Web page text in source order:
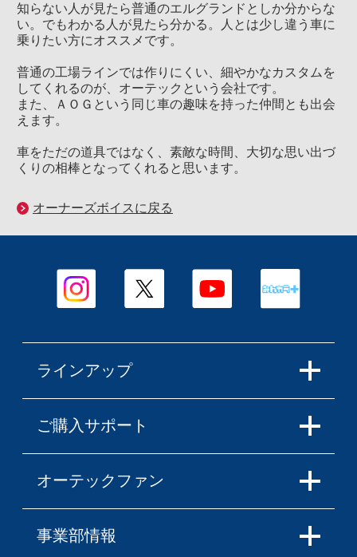
知らない人が見たら普通のエルグランドとしか分からな
い。でもわかる人が見たら分かる。人とは少し違う車に
乗りたい方にオススメです。
普通の工場ラインでは作りにくい、細やかなカスタムを
してくれるのが、オーテックという会社です。
また、ＡＯＧという同じ車の趣味を持った仲間とも出会
えます。
車をただの道具ではなく、素敵な時間、大切な思い出づ
くりの相棒となってくれると思います。
オーナーズボイスに戻る
ラインアップ
ご購入サポート
オーテックファン
事業部情報